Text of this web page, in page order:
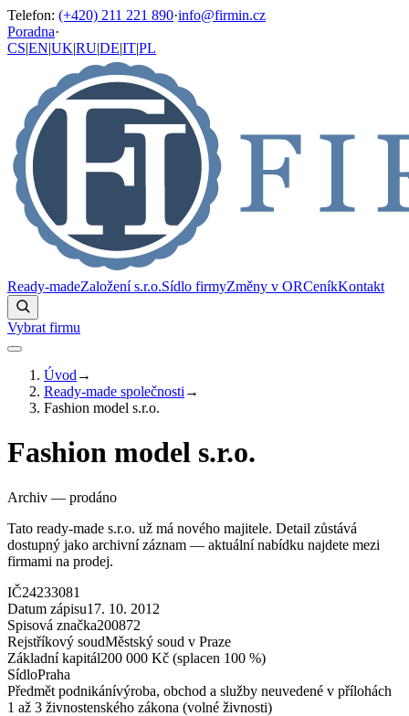
Telefon: (+420) 211 221 890·info@firmin.cz
Poradna·
CS|EN|UK|RU|DE|IT|PL
Ready-madeZaložení s.r.o.Sídlo firmyZměny v ORCeníkKontakt
Vybrat firmu
Úvod →
Ready-made společnosti →
Fashion model s.r.o.
Fashion model s.r.o.
Archiv — prodáno
Tato ready-made s.r.o. už má nového majitele. Detail zůstává
dostupný jako archivní záznam — aktuální nabídku najdete mezi
firmami na prodej.
IČ24233081
Datum zápisu17. 10. 2012
Spisová značka200872
Rejstříkový soudMěstský soud v Praze
Základní kapitál200 000 Kč (splacen 100 %)
SídloPraha
Předmět podnikánívýroba, obchod a služby neuvedené v přílohách
1 až 3 živnostenského zákona (volné živnosti)